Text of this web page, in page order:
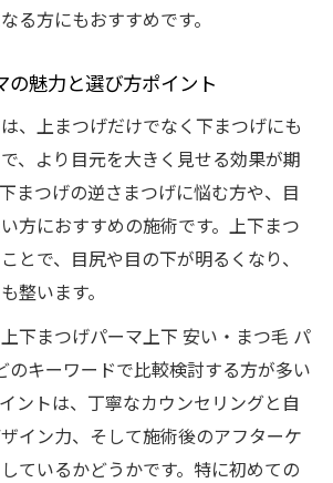
る方にもおすすめです。
の魅力と選び方ポイント
、上まつげだけでなく下まつげにも
、より目元を大きく見せる効果が期
まつげの逆さまつげに悩む方や、目
方におすすめの施術です。上下まつ
とで、目尻や目の下が明るくなり、
整います。
下まつげパーマ上下 安い・まつ毛 パ
のキーワードで比較検討する方が多い
ントは、丁寧なカウンセリングと自
イン力、そして施術後のアフターケ
ているかどうかです。特に初めての